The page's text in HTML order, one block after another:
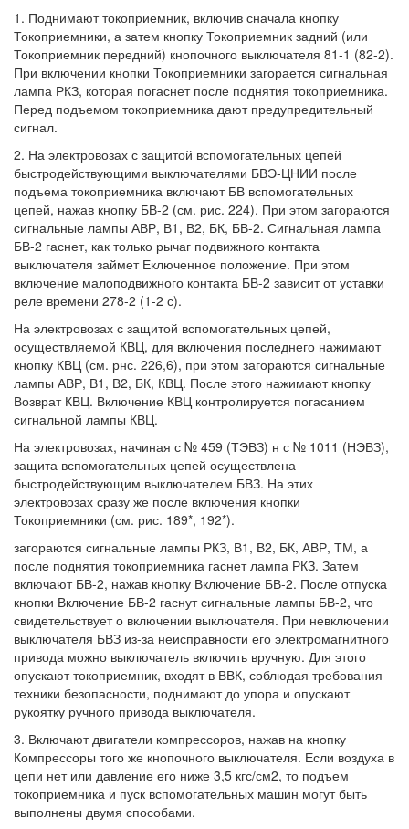
1. Поднимают токоприемник, включив сначала кнопку
Токоприемники, а затем кнопку Токоприемник задний (или
Токоприемник передний) кнопочного выключателя 81-1 (82-2).
При включении кнопки Токоприемники загорается сигнальная
лампа РКЗ, которая погаснет после поднятия токоприемника.
Перед подъемом токоприемника дают предупредительный
сигнал.
2. На электровозах с защитой вспомогательных цепей
быстродействующими выключателями БВЭ-ЦНИИ после
подъема токоприемника включают БВ вспомогательных
цепей, нажав кнопку БВ-2 (см. рис. 224). При этом загораются
сигнальные лампы АВР, В1, В2, БК, БВ-2. Сигнальная лампа
БВ-2 гаснет, как только рычаг подвижного контакта
выключателя займет Еключенное положение. При этом
включение малоподвижного контакта БВ-2 зависит от уставки
реле времени 278-2 (1-2 с).
На электровозах с защитой вспомогательных цепей,
осуществляемой КВЦ, для включения последнего нажимают
кнопку КВЦ (см. рнс. 226,6), при этом загораются сигнальные
лампы АВР, В1, В2, БК, КВЦ. После этого нажимают кнопку
Возврат КВЦ. Включение КВЦ контролируется погасанием
сигнальной лампы КВЦ.
На электровозах, начиная с № 459 (ТЭВЗ) н с № 1011 (НЭВЗ),
защита вспомогательных цепей осуществлена
быстродействующим выключателем БВЗ. На этих
электровозах сразу же после включения кнопки
Токоприемники (см. рис. 189*, 192*).
загораются сигнальные лампы РКЗ, В1, В2, БК, АВР, ТМ, а
после поднятия токоприемника гаснет лампа РКЗ. Затем
включают БВ-2, нажав кнопку Включение БВ-2. После отпуска
кнопки Включение БВ-2 гаснут сигнальные лампы БВ-2, что
свидетельствует о включении выключателя. При невключении
выключателя БВЗ из-за неисправности его электромагнитного
привода можно выключатель включить вручную. Для этого
опускают токоприемник, входят в ВВК, соблюдая требования
техники безопасности, поднимают до упора и опускают
рукоятку ручного привода выключателя.
3. Включают двигатели компрессоров, нажав на кнопку
Компрессоры того же кнопочного выключателя. Если воздуха в
цепи нет или давление его ниже 3,5 кгс/см2, то подъем
токоприемника и пуск вспомогательных машин могут быть
выполнены двумя способами.